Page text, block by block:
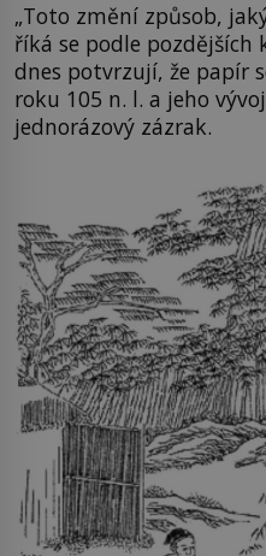
„Toto změní způsob,
říká se podle
dnes potvrzují, že papír
roku 105 n. l. a jeho
jednorázový zázrak.